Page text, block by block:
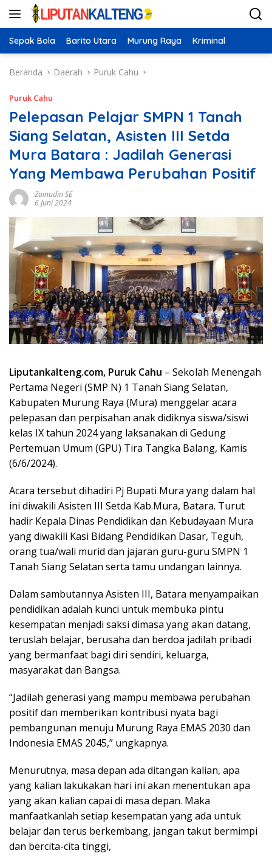
Langsung
Sepak Bola Barito Utara Murung Raya Kriminal
Beranda Daerah Puruk Cahu
Puruk Cahu
Pelepasan Pelajar SMPN 1 Tanah
Siang Selatan, Asisten III Setda
Mura Batara : Jadilah Generasi
Yang Membawa Perubahan Positif
Zainudin SE
6 Juni 2024
Liputankalteng.com, Puruk Cahu – Sekolah Menengah
Pertama Negeri (SMP N) 1 Tanah Siang Selatan,
Kabupaten Murung Raya (Mura) menggelar acara
pelepasan dan perpisahan anak didiknya siswa/siswi
kelas IX tahun 2024 yang laksanakan di Gedung
Pertemuan Umum (GPU) Tira Tangka Balang, Kamis
(6/6/2024).
Acara tersebut dihadiri Pj Bupati Mura yang dalam hal
ini diwakili Asisten III Setda Kab.Mura, Batara. Turut
hadir Kepala Dinas Pendidikan dan Kebudayaan Mura
yang diwakili Kasi Bidang Pendidikan Dasar, Teguh,
orang tua/wali murid dan jajaran guru-guru SMPN 1
Tanah Siang Selatan serta tamu undangan lainnya.
Dalam sambutannya Asisten III, Batara menyampaikan
pendidikan adalah kunci untuk membuka pintu
kesempatan menjadi saksi dimasa yang akan datang,
teruslah belajar, berusaha dan berdoa jadilah pribadi
yang bermanfaat bagi diri sendiri, keluarga,
masyarakat dan Bangsa.
“Jadilah generasi yang mampu membawa perubahan
positif dan memberikan kontribusi nyata bagi
pembangunan menuju Murung Raya EMAS 2030 dan
Indonesia EMAS 2045,” ungkapnya.
Menurutnya, masa depan ada ditangan kalian, apa
yang kalian lakukakan hari ini akan menentukan apa
yang akan kalian capai di masa depan. Maka
manfaatkanlah setiap kesempatan yang ada untuk
belajar dan terus berkembang, jangan takut bermimpi
dan bercita-cita tinggi,